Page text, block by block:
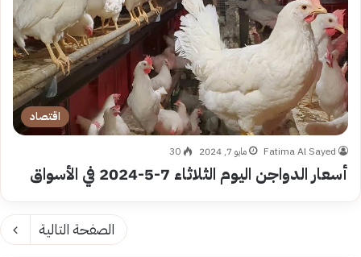
اقتصاد
Fatima Al Sayed مايو 7, 2024 30
أسعار الدواجن اليوم الثلاثاء 7-5-2024 في الأسواق
الصفحة التالية